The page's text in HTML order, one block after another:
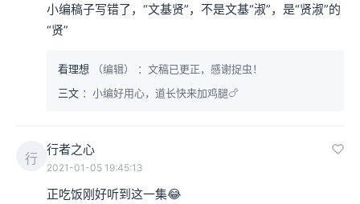
小编稿子写错了，“文基贤”，不是文基“淑”，是“贤淑”的
“贤”
看理想 （编辑）
：文稿已更正，感谢捉虫！
三文 ：小编好用心，道长快来加鸡腿🍗
行
行者之心
2021-01-05 19:45:13
正吃饭刚好听到这一集😂